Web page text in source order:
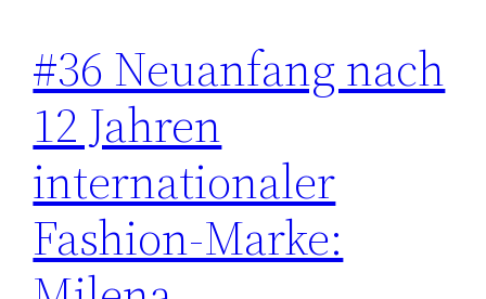
#36 Neuanfang nach
12 Jahren
internationaler
Fashion-Marke: